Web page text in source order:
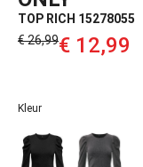
TOP RICH 15278055
€ 26,99‌€ 12,99‌
Kleur